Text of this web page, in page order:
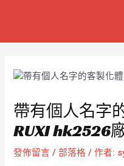
帶有個人名字
RUXI hk2526
發佈留言 /部落格 / 作者: